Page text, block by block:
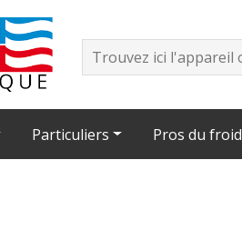
Particuliers Pros du froid